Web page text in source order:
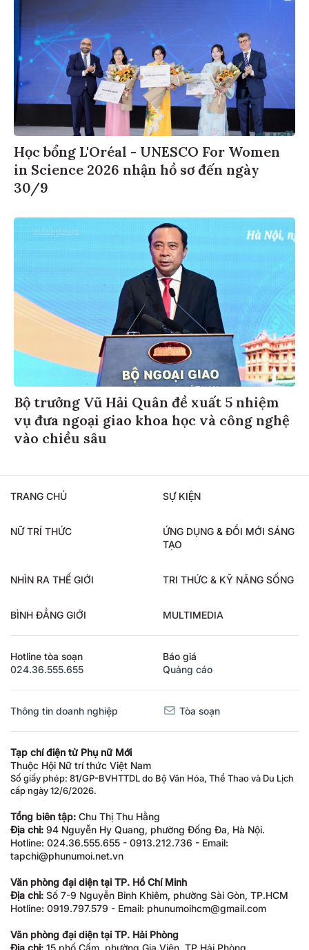
Học bổng L'Oréal - UNESCO For Women
in Science 2026 nhận hồ sơ đến ngày
30/9
Bộ trưởng Vũ Hải Quân đề xuất 5 nhiệm
vụ đưa ngoại giao khoa học và công nghệ
vào chiều sâu
TRANG CHỦ SỰ KIỆN
NỮ TRÍ THỨC
ỨNG DỤNG & ĐỔI MỚI SÁNG
TẠO
NHÌN RA THẾ GIỚI TRI THỨC & KỸ NĂNG SỐNG
BÌNH ĐẲNG GIỚI MULTIMEDIA
Hotline tòa soạn
024.36.555.655
Báo giá
Quảng cáo
Thông tin doanh nghiệp Tòa soạn
Tạp chí điện tử Phụ nữ Mới
Thuộc Hội Nữ trí thức Việt Nam
Số giấy phép: 81/GP-BVHTTDL do Bộ Văn Hóa, Thể Thao và Du Lịch
cấp ngày 12/6/2026.
Tổng biên tập: Chu Thị Thu Hằng
Địa chỉ: 94 Nguyễn Hy Quang, phường Đống Đa, Hà Nội.
Hotline: 024.36.555.655 - 0913.212.736 - Email:
tapchi@phunumoi.net.vn
Văn phòng đại diện tại TP. Hồ Chí Minh
Địa chỉ: Số 7-9 Nguyễn Bỉnh Khiêm, phường Sài Gòn, TP.HCM
Hotline: 0919.797.579 - Email: phunumoihcm@gmail.com
Văn phòng đại diện tại TP. Hải Phòng
Địa chỉ: 15 phố Cấm, phường Gia Viên, TP Hải Phòng